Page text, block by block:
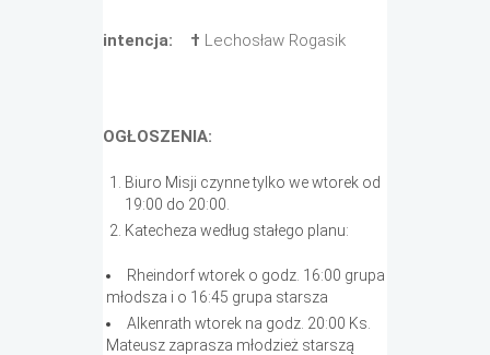
intencja: † Lechosław Rogasik
OGŁOSZENIA:
Biuro Misji czynne tylko we wtorek od
19:00 do 20:00.
Katecheza według stałego planu:
Rheindorf wtorek o godz. 16:00 grupa
młodsza i o 16:45 grupa starsza
Alkenrath wtorek na godz. 20:00 Ks.
Mateusz zaprasza młodzież starszą